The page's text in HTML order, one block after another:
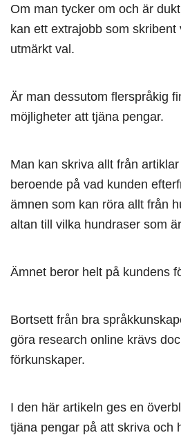
Om man tycker om och är
kan ett extrajobb som skribent
utmärkt val.
Är man dessutom flerspråkig
möjligheter att tjäna pengar.
Man kan skriva allt från
beroende på vad kunden
ämnen som kan röra allt från
altan till vilka hundraser som
Ämnet beror helt på kundens
Bortsett från bra
göra research online krävs
förkunskaper.
I den här artikeln ges en
tjäna pengar på att skriva och